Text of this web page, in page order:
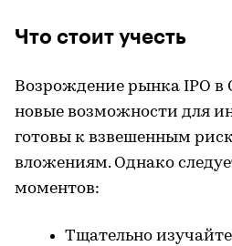
Что стоит учесть
Возрождение рынка IPO
новые возможности для
готовы к взвешенным
вложениям. Однако
моментов:
Тщательно